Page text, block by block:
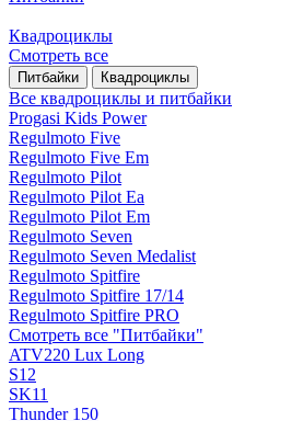
Квадроциклы
Смотреть все
Питбайки Квадроциклы
Все квадроциклы и питбайки
Progasi Kids Power
Regulmoto Five
Regulmoto Five Em
Regulmoto Pilot
Regulmoto Pilot Ea
Regulmoto Pilot Em
Regulmoto Seven
Regulmoto Seven Medalist
Regulmoto Spitfire
Regulmoto Spitfire 17/14
Regulmoto Spitfire PRO
Смотреть все "Питбайки"
ATV220 Lux Long
S12
SK11
Thunder 150